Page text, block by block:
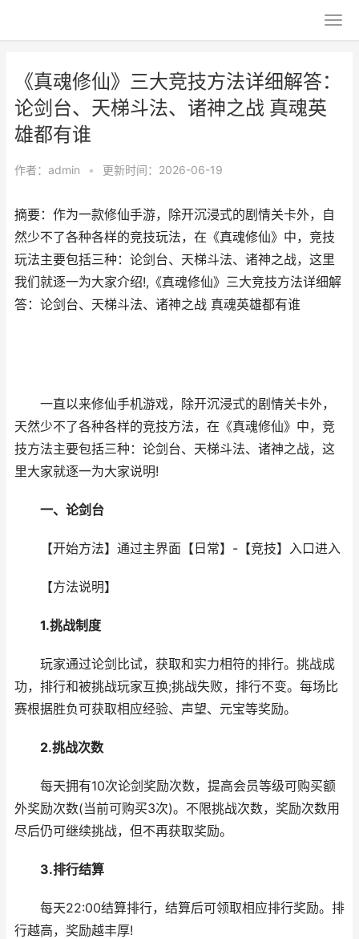
《真魂修仙》三大竞技方法详细解答：
论剑台、天梯斗法、诸神之战 真魂英
雄都有谁
作者： admin • 更新时间：2026-06-19
摘要：作为一款修仙手游，除开沉浸式的剧情关卡外，自
然少不了各种各样的竞技玩法，在《真魂修仙》中，竞技
玩法主要包括三种：论剑台、天梯斗法、诸神之战，这里
我们就逐一为大家介绍!,《真魂修仙》三大竞技方法详细解
答：论剑台、天梯斗法、诸神之战 真魂英雄都有谁
一直以来修仙手机游戏，除开沉浸式的剧情关卡外，
天然少不了各种各样的竞技方法，在《真魂修仙》中，竞
技方法主要包括三种：论剑台、天梯斗法、诸神之战，这
里大家就逐一为大家说明!
一、论剑台
【开始方法】通过主界面【日常】-【竞技】入口进入
【方法说明】
1.挑战制度
玩家通过论剑比试，获取和实力相符的排行。挑战成
功，排行和被挑战玩家互换;挑战失败，排行不变。每场比
赛根据胜负可获取相应经验、声望、元宝等奖励。
2.挑战次数
每天拥有10次论剑奖励次数，提高会员等级可购买额
外奖励次数(当前可购买3次)。不限挑战次数，奖励次数用
尽后仍可继续挑战，但不再获取奖励。
3.排行结算
每天22:00结算排行，结算后可领取相应排行奖励。排
行越高，奖励越丰厚!